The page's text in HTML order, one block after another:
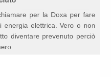
per la Doxa per fare
energia elettrica. Vero o non
diventare prevenuto perciò